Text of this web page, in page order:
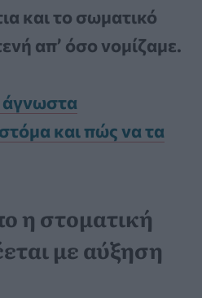
και το σωματικό
απ’ όσο νομίζαμε.
και πώς να τα
η στοματική
με αύξηση